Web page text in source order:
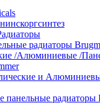
радиаторы
/Алюминиевые /
и
панельные радиаторы